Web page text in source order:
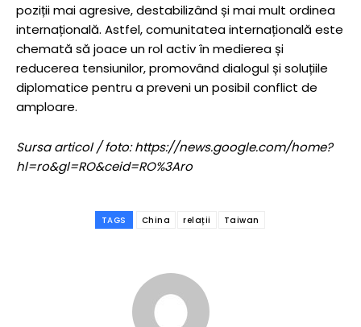
poziții mai agresive, destabilizând și mai mult ordinea
internațională. Astfel, comunitatea internațională este
chemată să joace un rol activ în medierea și
reducerea tensiunilor, promovând dialogul și soluțiile
diplomatice pentru a preveni un posibil conflict de
amploare.
Sursa articol / foto: https://news.google.com/home?
hl=ro&gl=RO&ceid=RO%3Aro
TAGS China relații Taiwan